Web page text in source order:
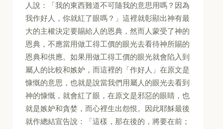
人說：「我的東西難道不可隨我的意思用嗎？因為
我作好人，你就紅了眼嗎？」這裡就彰顯出神有最
大的主權決定要賜給人的恩典，然而人蒙受了神的
恩典，不應當用做工得工價的眼光去看待神所賜的
恩典和供應。如果用做工得工價的眼光就會陷入到
屬人的比較和嫉妒，而這裡的「作好人」在原文是
慷慨的意思，也就是說當我們用屬人的眼光去看到
神的慷慨，就會紅了眼，在原文是邪惡的眼睛，也
就是嫉妒和貪婪，而心裡生出怨恨。因此耶穌最後
就作總結宣告說：「這樣，那在後的，將要在前；